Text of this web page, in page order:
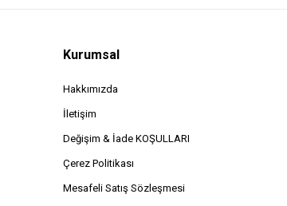
Kurumsal
Hakkımızda
İletişim
Değişim & İade KOŞULLARI
Çerez Politikası
Mesafeli Satış Sözleşmesi